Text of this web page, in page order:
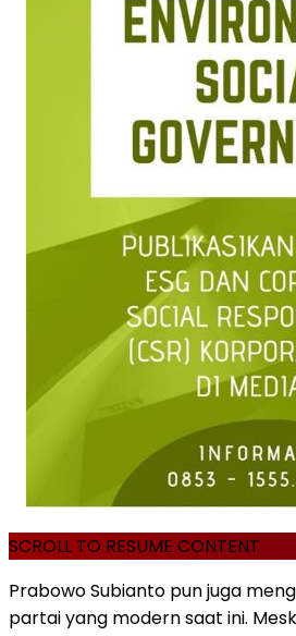
SCROLL TO RESUME CONTENT
Prabowo Subianto pun juga
partai yang modern saat ini.